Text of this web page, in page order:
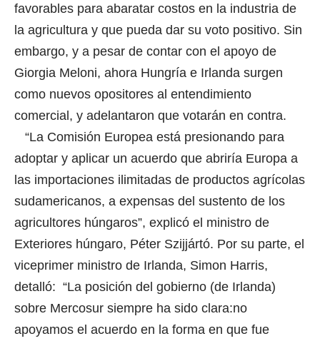
favorables para abaratar costos en la industria de
la agricultura y que pueda dar su voto positivo. Sin
embargo, y a pesar de contar con el apoyo de
Giorgia Meloni, ahora Hungría e Irlanda surgen
como nuevos opositores al entendimiento
comercial, y adelantaron que votarán en contra.
“La Comisión Europea está presionando para
adoptar y aplicar un acuerdo que abriría Europa a
las importaciones ilimitadas de productos agrícolas
sudamericanos, a expensas del sustento de los
agricultores húngaros”, explicó el ministro de
Exteriores húngaro, Péter Szijjártó. Por su parte, el
viceprimer ministro de Irlanda, Simon Harris,
detalló: “La posición del gobierno (de Irlanda)
sobre Mercosur siempre ha sido clara:no
apoyamos el acuerdo en la forma en que fue